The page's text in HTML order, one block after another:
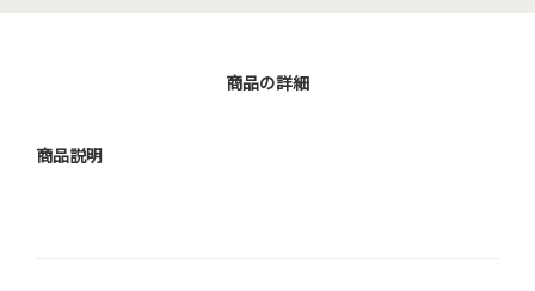
商品の詳細
商品説明